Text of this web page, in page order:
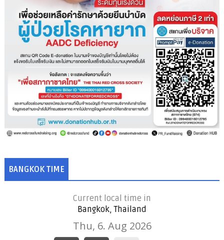
BANGKOK TIME
Current local time in
Bangkok, Thailand